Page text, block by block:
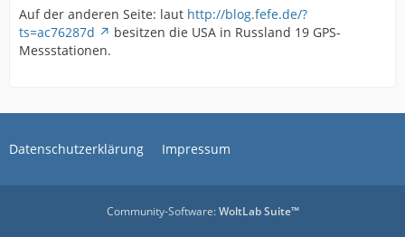
Auf der anderen Seite: laut http://blog.fefe.de/?
ts=ac76287d
besitzen die USA in Russland 19 GPS-
Messstationen.
Datenschutzerklärung Impressum
Community-Software:WoltLab Suite™